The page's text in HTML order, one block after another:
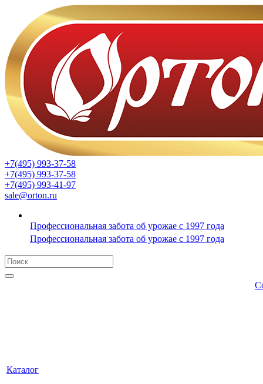
+7(495) 993-37-58
+7(495) 993-37-58
+7(495) 993-41-97
sale@orton.ru
Профессиональная забота об урожае с 1997 года
Профессиональная забота об урожае с 1997 года
Каталог